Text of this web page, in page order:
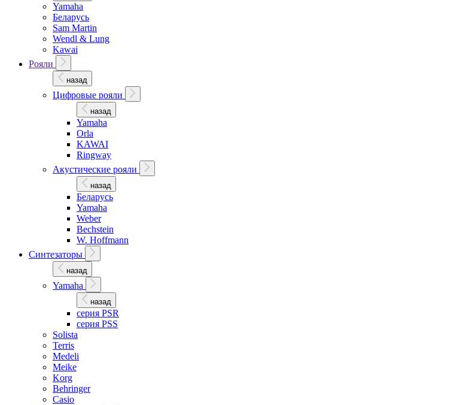
Yamaha
Беларусь
Sam Martin
Wendl & Lung
Kawai
Рояли
назад
Цифровые рояли
назад
Yamaha
Orla
KAWAI
Ringway
Акустические рояли
назад
Беларусь
Yamaha
Weber
Bechstein
W. Hoffmann
Синтезаторы
назад
Yamaha
назад
серия PSR
серия PSS
Solista
Terris
Medeli
Meike
Korg
Behringer
Casio